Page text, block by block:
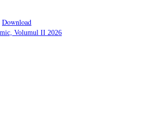
Download